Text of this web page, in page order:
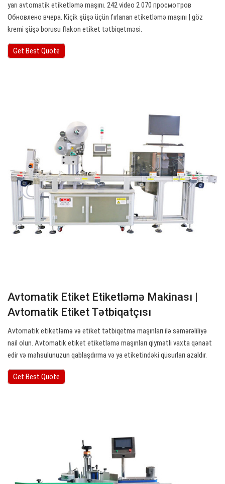
yarı avtomatik etiketləmə maşını. 242 video 2 070 просмотров
Обновлено вчера. Kiçik şüşə üçün fırlanan etiketləmə maşını | göz
kremi şüşə borusu flakon etiket tətbiqetməsi.
Get Best Quote
Avtomatik Etiket Etiketləmə Makinası |
Avtomatik Etiket Tətbiqatçısı
Avtomatik etiketləmə və etiket tətbiqetmə maşınları ilə səmərəliliyə
nail olun. Avtomatik etiket etiketləmə maşınları qiymətli vaxta qənaət
edir və məhsulunuzun qablaşdırma və ya etiketindəki qüsurları azaldır.
Get Best Quote